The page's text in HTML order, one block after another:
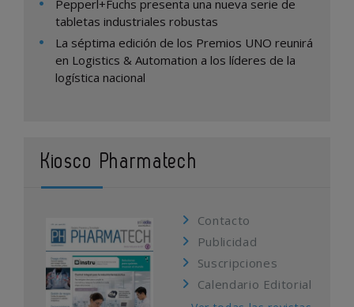
Pepperl+Fuchs presenta una nueva serie de
tabletas industriales robustas
La séptima edición de los Premios UNO reunirá
en Logistics & Automation a los líderes de la
logística nacional
Kiosco Pharmatech
Contacto
Publicidad
Suscripciones
Calendario Editorial